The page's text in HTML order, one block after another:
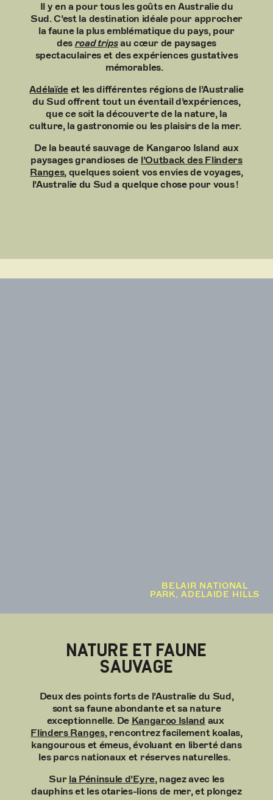
Il y en a pour tous les goûts en Australie du
Sud. C’est la destination idéale pour approcher
la faune la plus emblématique du pays, pour
des road tripsau cœur de paysages
spectaculaires et des expériences gustatives
mémorables.
Adélaïdeet les différentes régions de l’Australie
du Sud offrent tout un éventail d’expériences,
que ce soit la découverte de la nature, la
culture, la gastronomie ou les plaisirs de la mer.
De la beauté sauvage de Kangaroo Island aux
paysages grandioses de l’Outback des Flinders
Ranges, quelques soient vos envies de voyages,
l’Australie du Sud a quelque chose pour vous !
BELAIR NATIONAL
PARK, ADELAIDE HILLS
NATURE ET FAUNE
SAUVAGE
Deux des points forts de l’Australie du Sud,
sont sa faune abondante et sa nature
exceptionnelle. De Kangaroo Island aux
Flinders Ranges, rencontrez facilement koalas,
kangourous et émeus, évoluant en liberté dans
les parcs nationaux et réserves naturelles.
Sur la Péninsule d’Eyre, nagez avec les
dauphins et les otaries-lions de mer, et plongez